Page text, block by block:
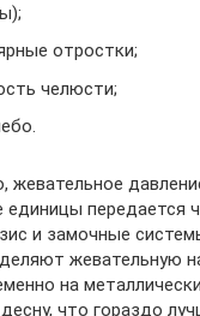
отростки;
челюсти;
жевательное
единицы передается
и замочные
жевательную
на
что гораздо